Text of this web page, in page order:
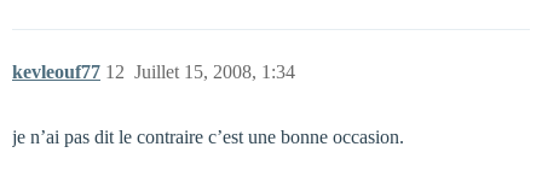
kevleouf77 Juillet 15, 2008, 1:34
12
je n’ai pas dit le contraire c’est une bonne occasion.